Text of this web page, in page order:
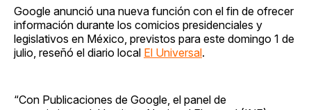
Google anunció una nueva función con el fin de ofrecer
información durante los comicios presidenciales y
legislativos en México, previstos para este domingo 1 de
julio, reseñó el diario local El Universal.
“Con Publicaciones de Google, el panel de